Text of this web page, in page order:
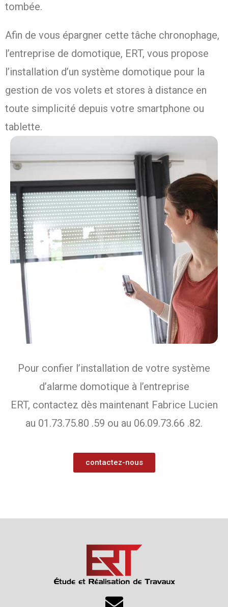
tombée.
Afin de vous épargner cette tâche chronophage,
l’entreprise de domotique, ERT, vous propose
l’installation d’un système domotique pour la
gestion de vos volets et stores à distance en
toute simplicité depuis votre smartphone ou
tablette.
Pour confier l’installation de votre système
d’alarme domotique à l’entreprise
ERT, contactez dès maintenant Fabrice Lucien
au 01.73.75.80 .59 ou au 06.09.73.66 .82.
contactez-nous